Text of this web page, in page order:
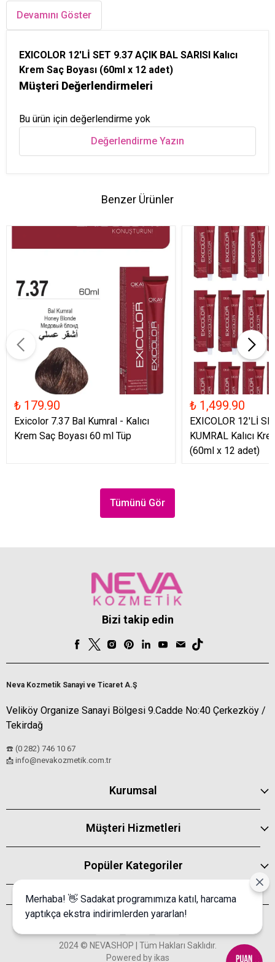
Devamını Göster
EXICOLOR 12'Lİ SET 9.37 AÇIK BAL SARISI Kalıcı
Krem Saç Boyası (60ml x 12 adet)
Müşteri Değerlendirmeleri
Bu ürün için değerlendirme yok
Değerlendirme Yazın
Benzer Ürünler
₺ 179.90
Exicolor 7.37 Bal Kumral - Kalıcı
Krem Saç Boyası 60 ml Tüp
₺ 1,499.90
EXICOLOR 12'Lİ
KUMRAL Kalıcı
(60ml x 12 adet)
Tümünü Gör
Bizi takip edin
Neva Kozmetik Sanayi ve Ticaret A.Ş
Veliköy Organize Sanayi Bölgesi 9.Cadde No:40 Çerkezköy /
Tekirdağ
☎️ (0 282) 746 10 67
📩 info@nevakozmetik.com.tr
Kurumsal
Müşteri Hizmetleri
Popüler Kategoriler
2024 © NEVASHOP | Tüm Hakları Saklıdır.
Powered by ikas
Merhaba! 👋 Sadakat programımıza katıl, harcama
yaptıkça ekstra indirimlerden yararlan!